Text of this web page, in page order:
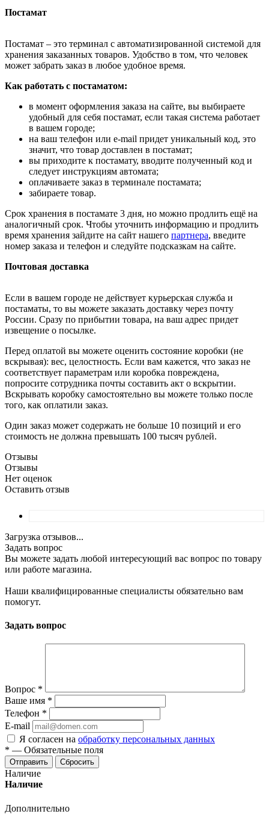
Постамат
Постамат – это терминал с автоматизированной системой для
хранения заказанных товаров. Удобство в том, что человек
может забрать заказ в любое удобное время.
Как работать с постаматом:
в момент оформления заказа на сайте, вы выбираете
удобный для себя постамат, если такая система работает
в вашем городе;
на ваш телефон или e-mail придет уникальный код, это
значит, что товар доставлен в постамат;
вы приходите к постамату, вводите полученный код и
следует инструкциям автомата;
оплачиваете заказ в терминале постамата;
забираете товар.
Срок хранения в постамате 3 дня, но можно продлить ещё на
аналогичный срок. Чтобы уточнить информацию и продлить
время хранения зайдите на сайт нашего партнера, введите
номер заказа и телефон и следуйте подсказкам на сайте.
Почтовая доставка
Если в вашем городе не действует курьерская служба и
постаматы, то вы можете заказать доставку через почту
России. Сразу по прибытии товара, на ваш адрес придет
извещение о посылке.
Перед оплатой вы можете оценить состояние коробки (не
вскрывая): вес, целостность. Если вам кажется, что заказ не
соответствует параметрам или коробка повреждена,
попросите сотрудника почты составить акт о вскрытии.
Вскрывать коробку самостоятельно вы можете только после
того, как оплатили заказ.
Один заказ может содержать не больше 10 позиций и его
стоимость не должна превышать 100 тысяч рублей.
Отзывы
Отзывы
Нет оценок
Оставить отзыв
Загрузка отзывов...
Задать вопрос
Вы можете задать любой интересующий вас вопрос по товару
или работе магазина.
Наши квалифицированные специалисты обязательно вам
помогут.
Задать вопрос
Вопрос *
Ваше имя *
Телефон *
E-mail
Я согласен на обработку персональных данных
* — Обязательные поля
Отправить Сбросить
Наличие
Наличие
Дополнительно